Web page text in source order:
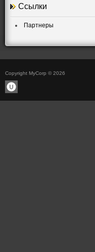
Ссылки
Партнеры
Copyright MyCorp © 2026